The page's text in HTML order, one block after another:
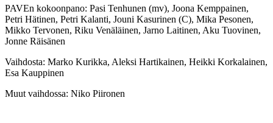
PAVEn kokoonpano: Pasi Tenhunen (mv), Joona Kemppainen,
Petri Hätinen, Petri Kalanti, Jouni Kasurinen (C), Mika Pesonen,
Mikko Tervonen, Riku Venäläinen, Jarno Laitinen, Aku Tuovinen,
Jonne Räisänen
Vaihdosta: Marko Kurikka, Aleksi Hartikainen, Heikki Korkalainen,
Esa Kauppinen
Muut vaihdossa: Niko Piironen